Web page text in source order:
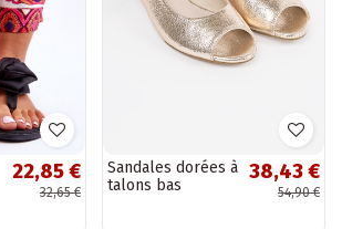
22,85 €
32,65 €
Sandales dorées à
talons bas
38,43 €
54,90 €